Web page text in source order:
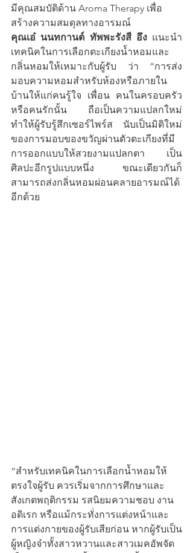
มีคุณสมบัติด้าน Aroma Therapy เพื่อ
สร้างความสมดุลทางอารมณ์
คุณเอ๋ นนทกานต์ ทัพพะรังสี อึง แนะนำ
เทคนิคในการเลือกตะเกียงน้ำหอมและ
กลิ่นหอมให้เหมาะกับผู้รับ ว่า “การส่ง
มอบความหอมสำหรับห้องหรือภายใน
บ้านให้แก่คนรู้ใจ เพื่อน คนในครอบครัว
หรือคนรักนั้น ถือเป็นความแปลกใหม่
ทำให้ผู้รับรู้สึกเซอร์ไพร์ส นับเป็นมิติใหม่
ของการมอบของขวัญผ่านตัวตะเกียงที่มี
การออกแบบให้สวยงามแปลกตา เป็น
ศิลปะอีกรูปแบบหนึ่ง ขณะเดียวกันก็
สามารถส่งกลิ่นหอมผ่อนคลายอารมณ์ได้
อีกด้วย
“สำหรับเทคนิคในการเลือกน้ำหอมให้
ตรงใจผู้รับ ควรเริ่มจากการศึกษาและ
สังเกตพฤติกรรม รสนิยมความชอบ งาน
อดิเรก หรือแม้กระทั่งการแต่งหน้าและ
การแต่งกายของผู้รับเสียก่อน หากผู้รับเป็น
ผู้หญิงจ๋าทั้งสาวหวานและสาวเมคอัพจัด